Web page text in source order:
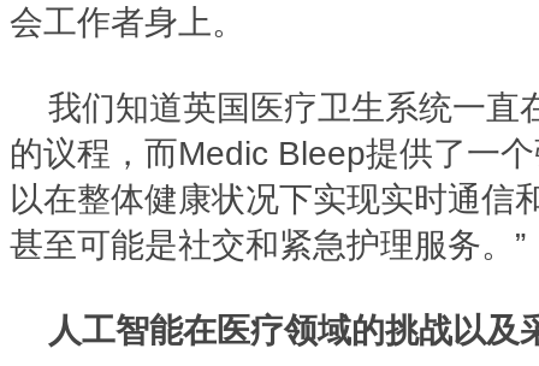
会工作者身上。
我们知道英国医疗卫生系统一直
的议程，而Medic Bleep提供了一
以在整体健康状况下实现实时通信
甚至可能是社交和紧急护理服务。”
人工智能在医疗领域的挑战以及